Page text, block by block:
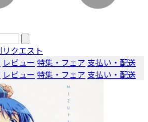
クエスト
レビュー 特集・フェア 支払い・配送
レビュー 特集・フェア 支払い・配送